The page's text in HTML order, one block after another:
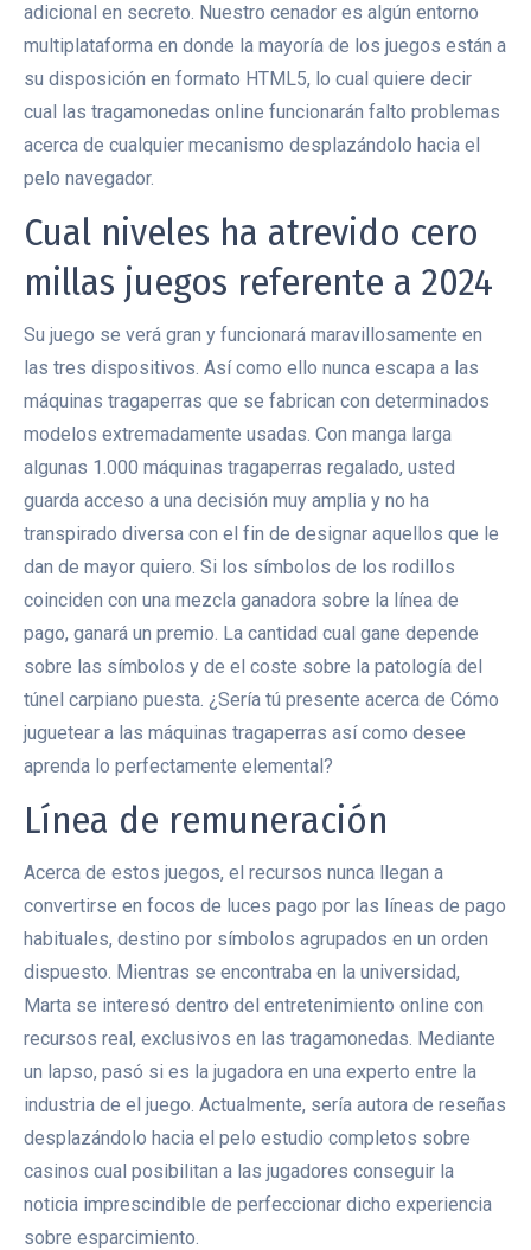
adicional en secreto. Nuestro cenador es algún entorno
multiplataforma en donde la mayoría de los juegos están a
su disposición en formato HTML5, lo cual quiere decir
cual las tragamonedas online funcionarán falto problemas
acerca de cualquier mecanismo desplazándolo hacia el
pelo navegador.
Cual niveles ha atrevido cero
millas juegos referente a 2024
Su juego se verá gran y funcionará maravillosamente en
las tres dispositivos. Así­ como ello nunca escapa a las
máquinas tragaperras que se fabrican con determinados
modelos extremadamente usadas. Con manga larga
algunas 1.000 máquinas tragaperras regalado, usted
guarda acceso a una decisión muy amplia y no ha
transpirado diversa con el fin de designar aquellos que le
dan de mayor quiero. Si los símbolos de los rodillos
coinciden con una mezcla ganadora sobre la línea de
pago, ganará un premio. La cantidad cual gane depende
sobre las símbolos y de el coste sobre la patologí­a del
túnel carpiano puesta. ¿Serí­a tú presente acerca de Cómo
juguetear a las máquinas tragaperras así­ como desee
aprenda lo perfectamente elemental?
Línea de remuneración
Acerca de estos juegos, el recursos nunca llegan a
convertirse en focos de luces pago por las líneas de pago
habituales, destino por símbolos agrupados en un orden
dispuesto. Mientras se encontraba en la universidad,
Marta se interesó dentro del entretenimiento online con
recursos real, exclusivos en las tragamonedas. Mediante
un lapso, pasó si es la jugadora en una experto entre la
industria de el juego. Actualmente, serí­a autora de reseñas
desplazándolo hacia el pelo estudio completos sobre
casinos cual posibilitan a las jugadores conseguir la
noticia imprescindible de perfeccionar dicho experiencia
sobre esparcimiento.